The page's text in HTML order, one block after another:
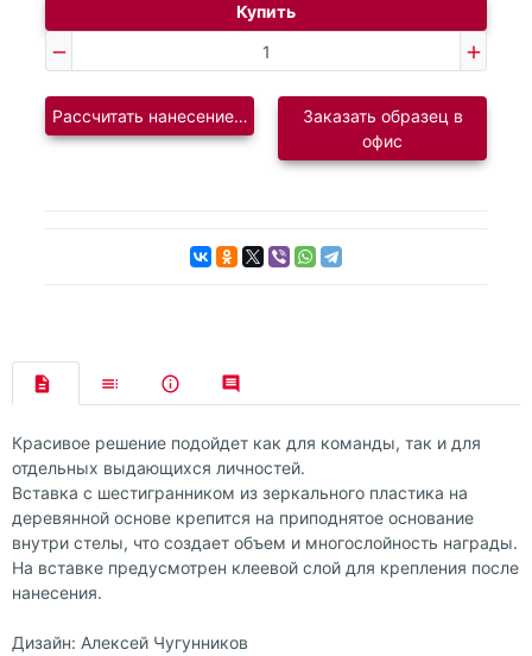
Купить
Рассчитать нанесение логотипаЗаказать образец в
офис
Красивое решение подойдет как для команды, так и для
отдельных выдающихся личностей.
Вставка с шестигранником из зеркального пластика на
деревянной основе крепится на приподнятое основание
внутри стелы, что создает объем и многослойность награды.
На вставке предусмотрен клеевой слой для крепления после
нанесения.
Дизайн: Алексей Чугунников